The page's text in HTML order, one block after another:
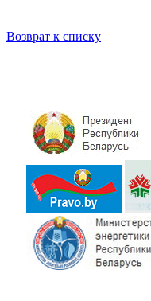
Возврат к списку